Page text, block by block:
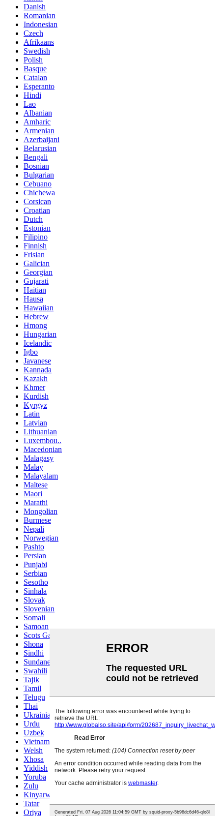
Danish
Romanian
Indonesian
Czech
Afrikaans
Swedish
Polish
Basque
Catalan
Esperanto
Hindi
Lao
Albanian
Amharic
Armenian
Azerbaijani
Belarusian
Bengali
Bosnian
Bulgarian
Cebuano
Chichewa
Corsican
Croatian
Dutch
Estonian
Filipino
Finnish
Frisian
Galician
Georgian
Gujarati
Haitian
Hausa
Hawaiian
Hebrew
Hmong
Hungarian
Icelandic
Igbo
Javanese
Kannada
Kazakh
Khmer
Kurdish
Kyrgyz
Latin
Latvian
Lithuanian
Luxembou..
Macedonian
Malagasy
Malay
Malayalam
Maltese
Maori
Marathi
Mongolian
Burmese
Nepali
Norwegian
Pashto
Persian
Punjabi
Serbian
Sesotho
Sinhala
Slovak
Slovenian
Somali
Samoan
Scots Gaelic
Shona
Sindhi
Sundanese
Swahili
Tajik
Tamil
Telugu
Thai
Ukrainian
Urdu
Uzbek
Vietnamese
Welsh
Xhosa
Yiddish
Yoruba
Zulu
Kinyarwanda
Tatar
Oriya